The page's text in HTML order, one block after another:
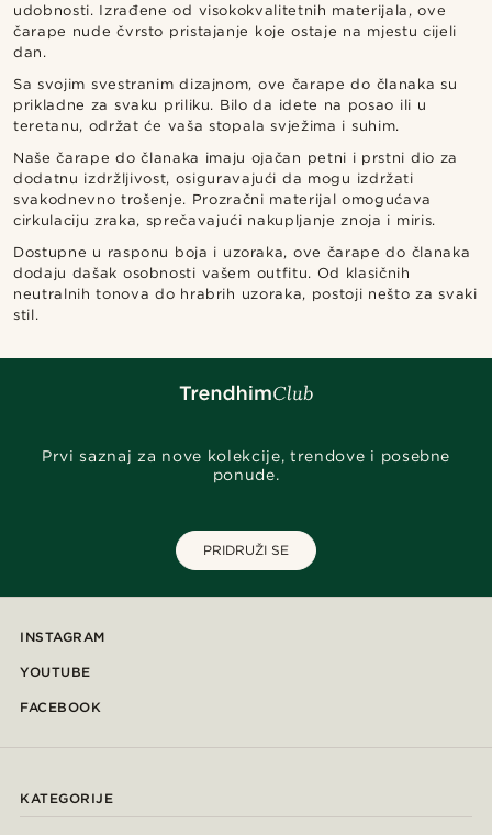
udobnosti. Izrađene od visokokvalitetnih materijala, ove
čarape nude čvrsto pristajanje koje ostaje na mjestu cijeli
dan.
Sa svojim svestranim dizajnom, ove čarape do članaka su
prikladne za svaku priliku. Bilo da idete na posao ili u
teretanu, održat će vaša stopala svježima i suhim.
Naše čarape do članaka imaju ojačan petni i prstni dio za
dodatnu izdržljivost, osiguravajući da mogu izdržati
svakodnevno trošenje. Prozračni materijal omogućava
cirkulaciju zraka, sprečavajući nakupljanje znoja i miris.
Dostupne u rasponu boja i uzoraka, ove čarape do članaka
dodaju dašak osobnosti vašem outfitu. Od klasičnih
neutralnih tonova do hrabrih uzoraka, postoji nešto za svaki
stil.
Prvi saznaj za nove kolekcije, trendove i posebne
ponude.
PRIDRUŽI SE
INSTAGRAM
YOUTUBE
FACEBOOK
KATEGORIJE